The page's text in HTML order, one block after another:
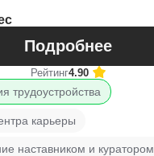
Подробнее
Рейтинг4.90
трудоустройства
карьеры
наставником и куратором